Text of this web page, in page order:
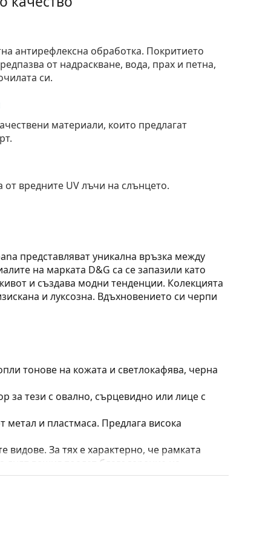
антирефлексна обработка. Покритието
от надраскване, вода, прах и петна,
си.
материали, които предлагат
вредните UV лъчи на слънцето.
представляват уникална връзка между
на марката D&G са се запазили като
и създава модни тенденции. Колекцията
и луксозна. Вдъхновението си черпи
тонове на кожата и светлокафява, черна
за тези с овално, сърцевидно или лице с
и пластмаса. Предлага висока
видове. За тях е характерно, че рамката
вашия тоалет благодарение на
здравината, издръжливостта и фактът, че
повреди. Този тип рамка е подходяща